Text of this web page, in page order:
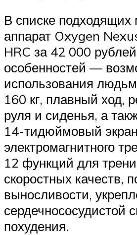
В списке подходящих
аппарат Oxygen
HRC за 42 000
особенностей —
использования
160 кг, плавный ход,
руля и сиденья, а
14-тидюймовый
электромагнитного
12 функций для
скоростных качеств,
выносливости,
сердечнососудистой
похудения.